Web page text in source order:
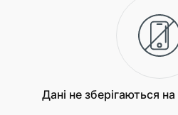
Дані не зберігаються